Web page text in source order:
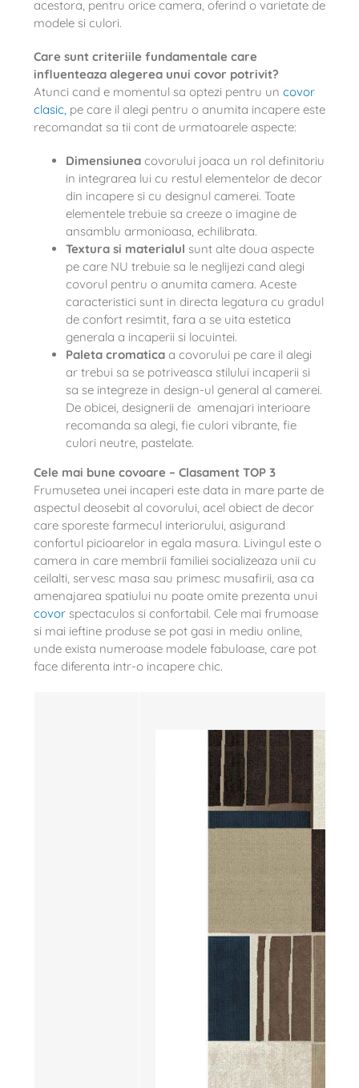
acestora, pentru orice camera, oferind o varietate de
modele si culori.
Care sunt criteriile fundamentale care
influenteaza alegerea unui covor potrivit?
Atunci cand e momentul sa optezi pentru un covor
clasic,pe care il alegi pentru o anumita incapere este
recomandat sa tii cont de urmatoarele aspecte:
Dimensiuneacovorului joaca un rol definitoriu
in integrarea lui cu restul elementelor de decor
din incapere si cu designul camerei. Toate
elementele trebuie sa creeze o imagine de
ansamblu armonioasa, echilibrata.
Textura si materialul sunt alte doua aspecte
pe care NU trebuie sa le neglijezi cand alegi
covorul pentru o anumita camera. Aceste
caracteristici sunt in directa legatura cu gradul
de confort resimtit, fara a se uita estetica
generala a incaperii si locuintei.
Paleta cromatica a covorului pe care il alegi
ar trebui sa se potriveasca stilului incaperii si
sa se integreze in design-ul general al camerei.
De obicei, designerii de amenajari interioare
recomanda sa alegi, fie culori vibrante, fie
culori neutre, pastelate.
Cele mai bune covoare – Clasament TOP 3
Frumusetea unei incaperi este data in mare parte de
aspectul deosebit al covorului, acel obiect de decor
care sporeste farmecul interiorului, asigurand
confortul picioarelor in egala masura. Livingul este o
camera in care membrii familiei socializeaza unii cu
ceilalti, servesc masa sau primesc musafirii, asa ca
amenajarea spatiului nu poate omite prezenta unui
covorspectaculos si confortabil. Cele mai frumoase
si mai ieftine produse se pot gasi in mediu online,
unde exista numeroase modele fabuloase, care pot
face diferenta intr-o incapere chic.